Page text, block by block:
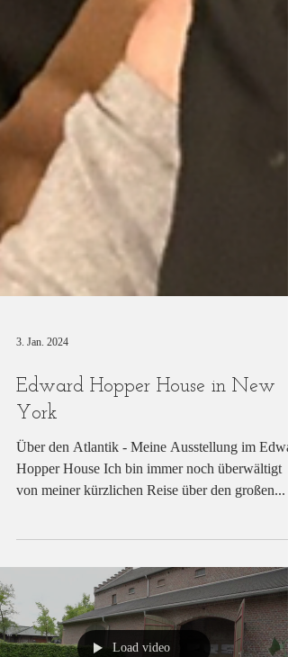
3. Jan. 2024
Edward Hopper House in New
York
von meiner kürzlichen Reise über den großen...